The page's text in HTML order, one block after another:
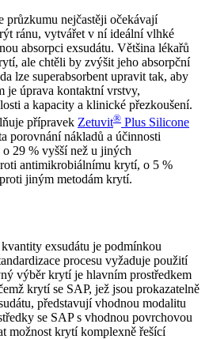
průzkumu nejčastěji očekávají
ránu, vytvářet v ní ideální vlhké
absorpci exsudátu. Většina lékařů
ale chtěli by zvýšit jeho absorpční
lze superabsorbent upravit tak, aby
je úprava kontaktní vrstvy,
a kapacity a klinické přezkoušení.
přípravek Zetuvit® Plus Silicone
porovnání nákladů a účinnosti
29 % vyšší než u jiných
antimikrobiálnímu krytí, o 5 %
jiným metodám krytí.
exsudátu je podmínkou
procesu vyžaduje použití
výběr krytí je hlavním prostředkem
krytí se SAP, jež jsou prokazatelně
představují vhodnou modalitu
se SAP s vhodnou povrchovou
možnost krytí komplexně řešící